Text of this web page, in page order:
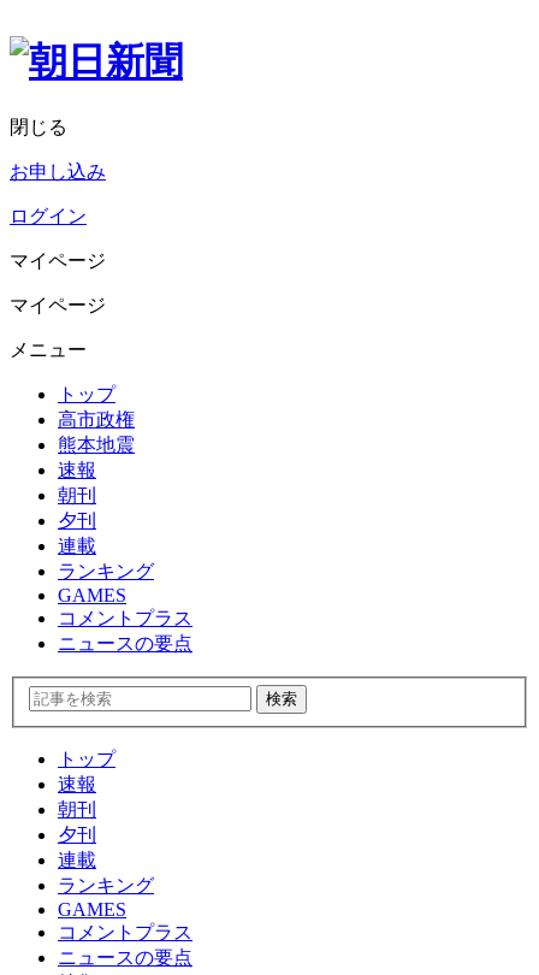
閉じる
お申し込み
ログイン
マイページ
マイページ
メニュー
トップ
高市政権
熊本地震
速報
朝刊
夕刊
連載
ランキング
GAMES
コメントプラス
ニュースの要点
トップ
速報
朝刊
夕刊
連載
ランキング
GAMES
コメントプラス
ニュースの要点